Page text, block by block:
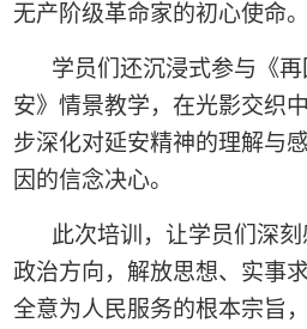
无产阶级革命家的初心使命。
学员们还沉浸式参与《
安》情景教学，在光影交织
步深化对延安精神的理解与
因的信念决心。
此次培训，让学员们深
政治方向，解放思想、实事
全意为人民服务的根本宗旨